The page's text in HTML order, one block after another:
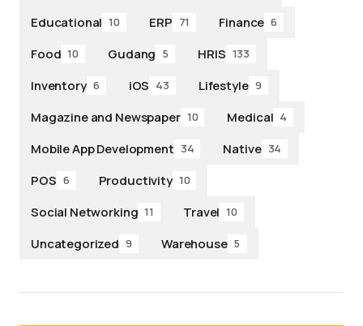
Educational 10 ERP 71 Finance 6
Food 10 Gudang 5 HRIS 133
Inventory 6 iOS 43 Lifestyle 9
Magazine and Newspaper 10 Medical 4
Mobile App Development 34 Native 34
POS 6 Productivity 10
Social Networking 11 Travel 10
Uncategorized 9 Warehouse 5